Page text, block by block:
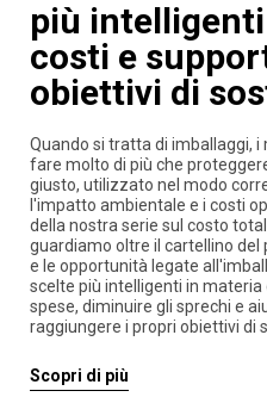
più
costi e
obiettivi di
Quando si tratta di imballaggi,
fare molto di più che
giusto, utilizzato nel modo
l'impatto ambientale e i costi
della nostra serie sul costo
guardiamo oltre il cartellino del
e le opportunità legate
scelte più intelligenti in
spese, diminuire gli sprechi e
raggiungere i propri obiettivi di
Scopri di più